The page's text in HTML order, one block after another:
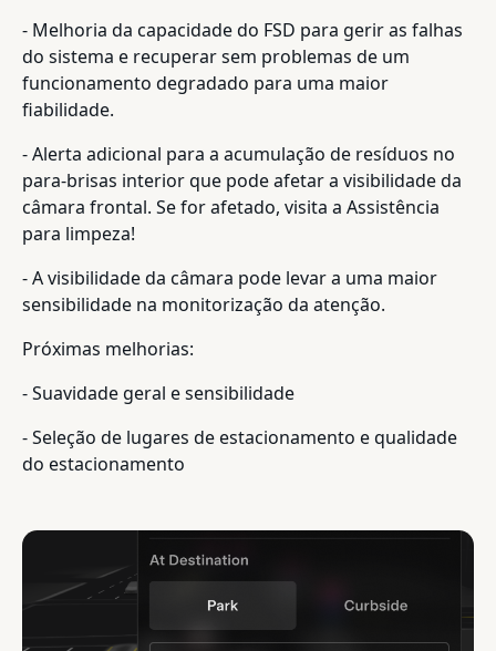
- Melhoria da capacidade do FSD para gerir as falhas
do sistema e recuperar sem problemas de um
funcionamento degradado para uma maior
fiabilidade.
- Alerta adicional para a acumulação de resíduos no
para-brisas interior que pode afetar a visibilidade da
câmara frontal. Se for afetado, visita a Assistência
para limpeza!
- A visibilidade da câmara pode levar a uma maior
sensibilidade na monitorização da atenção.
Próximas melhorias:
- Suavidade geral e sensibilidade
- Seleção de lugares de estacionamento e qualidade
do estacionamento